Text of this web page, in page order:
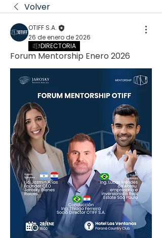
Volver
OTIFF S.A.
26 de enero de 2026
DIRECTORIA
Forum Mentorship Enero 2026